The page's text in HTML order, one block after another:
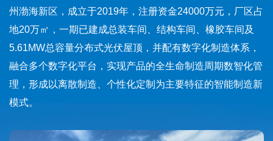
业化及市场推广
公司高度重视科技成果孵化转化，加强产学研用一体化
协作，进一步完善深度融合的产学研孵化平台，促进科技成
果产业化及市场推广。依托单位北京矿冶科技集团有限公司
于2011年被认定为国家技术转移示范机构，2019年与铜陵
市人民政府共建北京矿冶科技集团有限公司（铜陵 ）国家技
术转移中心。为实现技术创新、增强核心竞争力、创新成果
冶集团是我国以矿冶科学与工程技术为主的规模最大的综合
州渤海新区，成立于2019年，注册资金24000万元，厂区占
地20万㎡，一期已建成总装车间、结构车间、橡胶车间及
5.61MW总容量分布式光伏屋顶，并配有数字化制造体系，
融合多个数字化平台，实现产品的全生命制造周期数智化管
理，形成以离散制造、个性化定制为主要特征的智能制造新
模式。